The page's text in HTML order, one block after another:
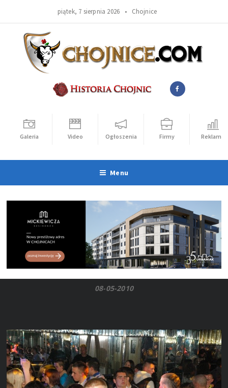
piątek, 7 sierpnia 2026 • Chojnice
Galeria Video Ogłoszenia Firmy Reklama
Menu
08-05-2010